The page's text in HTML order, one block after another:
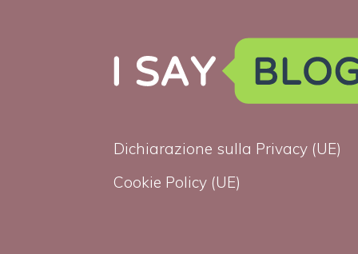
Dichiarazione sulla Privacy (UE)
Cookie Policy (UE)